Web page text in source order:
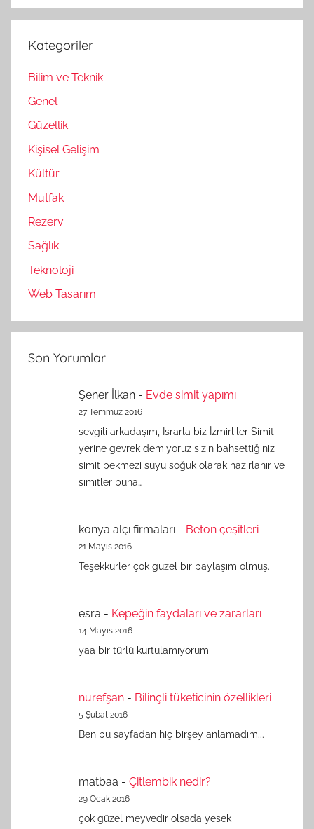
Kategoriler
Bilim ve Teknik
Genel
Güzellik
Kişisel Gelişim
Kültür
Mutfak
Rezerv
Sağlık
Teknoloji
Web Tasarım
Son Yorumlar
Şener İlkan - Evde simit yapımı
27 Temmuz 2016
sevgili arkadaşım, Israrla biz İzmirliler Simit
yerine gevrek demiyoruz sizin bahsettiğiniz
simit pekmezi suyu soğuk olarak hazırlanır ve
simitler buna…
konya alçı firmaları - Beton çeşitleri
21 Mayıs 2016
Teşekkürler çok güzel bir paylaşım olmuş.
esra - Kepeğin faydaları ve zararları
14 Mayıs 2016
yaa bir türlü kurtulamıyorum
nurefşan - Bilinçli tüketicinin özellikleri
5 Şubat 2016
Ben bu sayfadan hiç birşey anlamadım...
matbaa - Çitlembik nedir?
29 Ocak 2016
çok güzel meyvedir olsada yesek